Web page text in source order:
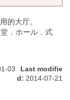
的大厅。
．ホール．式
03
Last modifie
d: 2014-07-21